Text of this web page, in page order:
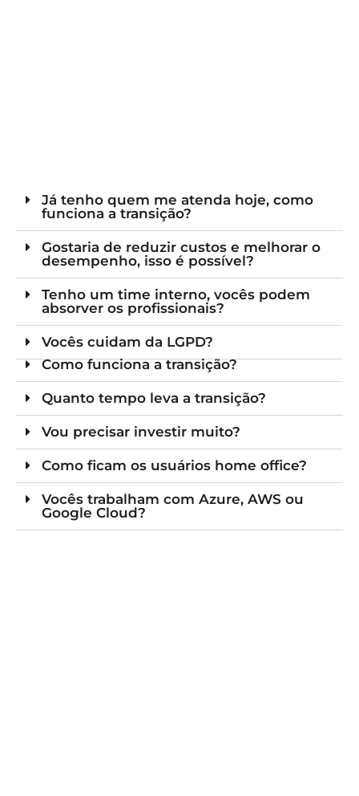
Já tenho quem me atenda hoje, como
funciona a transição?
Gostaria de reduzir custos e melhorar o
desempenho, isso é possível?
Tenho um time interno, vocês podem
absorver os profissionais?
Vocês cuidam da LGPD?
Como funciona a transição?
Quanto tempo leva a transição?
Vou precisar investir muito?
Como ficam os usuários home office?
Vocês trabalham com Azure, AWS ou
Google Cloud?